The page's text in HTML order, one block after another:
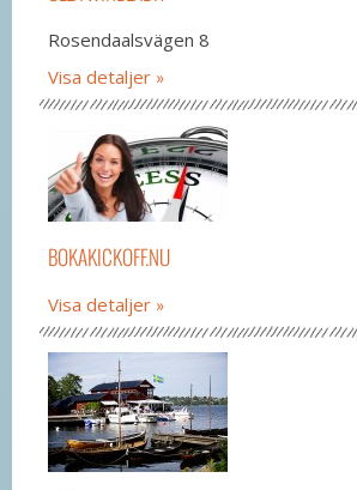
Rosendaalsvägen 8
Visa detaljer
BOKAKICKOFF.NU
Visa detaljer